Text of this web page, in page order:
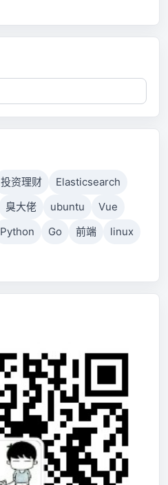
投资理财
Elasticsearch
臭大佬 ubuntu
Vue
Python Go 前端
linux